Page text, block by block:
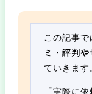
この記事で
ミ・評判
ていきます
「実際に